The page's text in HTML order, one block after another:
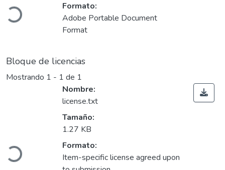
Cargando...
Formato:
Adobe Portable Document
Format
Bloque de licencias
Mostrando 1 - 1 de 1
Cargando...
Nombre:
license.txt
Tamaño:
1.27 KB
Formato:
Item-specific license agreed upon